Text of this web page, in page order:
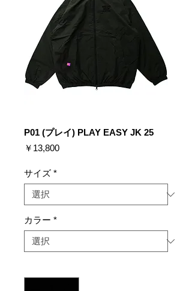
P01 (プレイ) PLAY EASY JK 25
￥13,800価
サイズ *
カラー *